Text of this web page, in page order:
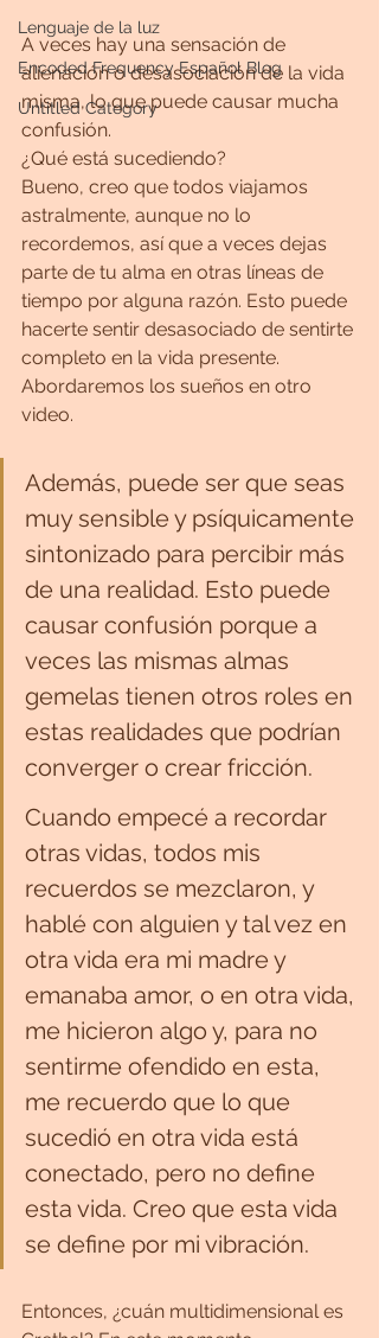
Lenguaje de la luz
Encoded Frequency Español Blog
Untitled Category
A veces hay una sensación de
alienación o desasociación de la vida
misma, lo que puede causar mucha
confusión.
¿Qué está sucediendo?
Bueno, creo que todos viajamos
astralmente, aunque no lo
recordemos, así que a veces dejas
parte de tu alma en otras líneas de
tiempo por alguna razón. Esto puede
hacerte sentir desasociado de sentirte
completo en la vida presente.
Abordaremos los sueños en otro
video.
Además, puede ser que seas
muy sensible y psíquicamente
sintonizado para percibir más
de una realidad. Esto puede
causar confusión porque a
veces las mismas almas
gemelas tienen otros roles en
estas realidades que podrían
converger o crear fricción.
Cuando empecé a recordar
otras vidas, todos mis
recuerdos se mezclaron, y
hablé con alguien y tal vez en
otra vida era mi madre y
emanaba amor, o en otra vida,
me hicieron algo y, para no
sentirme ofendido en esta,
me recuerdo que lo que
sucedió en otra vida está
conectado, pero no define
esta vida. Creo que esta vida
se define por mi vibración.
Entonces, ¿cuán multidimensional es